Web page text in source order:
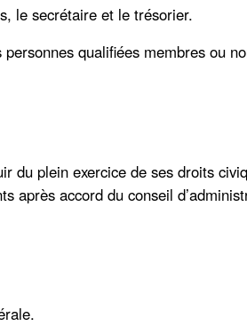
le secrétaire et le trésorier.
qualifiées membres ou
du plein exercice de ses droits
après accord du conseil